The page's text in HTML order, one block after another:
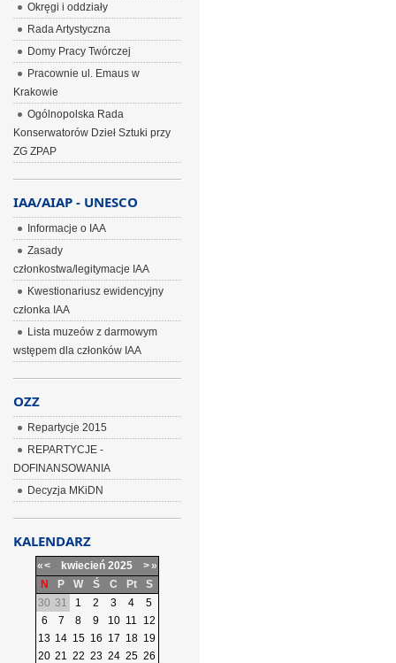
Okręgi i oddziały
Rada Artystyczna
Domy Pracy Twórczej
Pracownie ul. Emaus w
Krakowie
Ogólnopolska Rada
Konserwatorów Dzieł Sztuki przy
ZG ZPAP
IAA/AIAP - UNESCO
Informacje o IAA
Zasady
członkostwa/legitymacje IAA
Kwestionariusz ewidencyjny
członka IAA
Lista muzeów z darmowym
wstępem dla członków IAA
OZZ
Repartycje 2015
REPARTYCJE -
DOFINANSOWANIA
Decyzja MKiDN
KALENDARZ
«< kwiecień 2025 >»
N
P W Ś C Pt
S
30 31 1 2 3 4
5
6
7 8 9 10 11
12
13 14 15 16 17 18 19
20 21 22 23 24 25 26